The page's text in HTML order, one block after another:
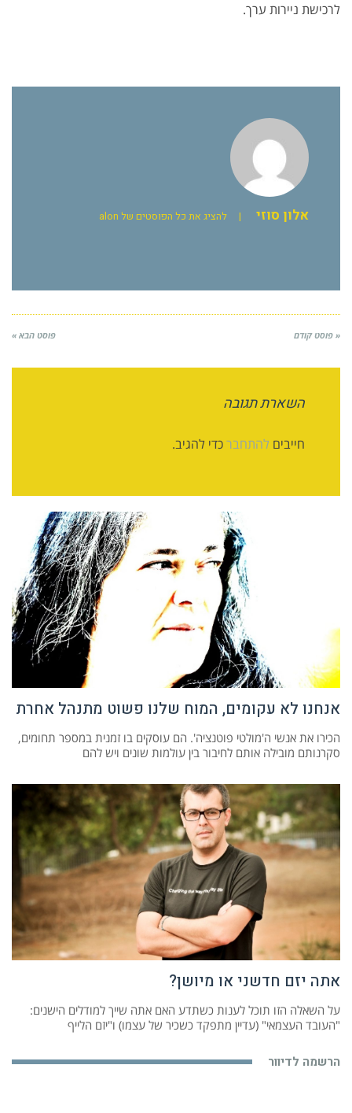
לרכישת ניירות ערך.
אלון סוזי | להציג את כל הפוסטים של alon
« פוסט קודם פוסט הבא »
השארת תגובה
חייבים להתחברכדי להגיב.
אנחנו לא עקומים, המוח שלנו פשוט מתנהל אחרת
הכירו את אנשי ה'מולטי פוטנציה'. הם עוסקים בו זמנית במספר תחומים,
סקרנותם מובילה אותם לחיבור בין עולמות שונים ויש להם
אתה יזם חדשני או מיושן?
על השאלה הזו תוכל לענות כשתדע האם אתה שייך למודלים הישנים:
"העובד העצמאי" (עדיין מתפקד כשכיר של עצמו) ו"יזם הלייף
הרשמה לדיוור